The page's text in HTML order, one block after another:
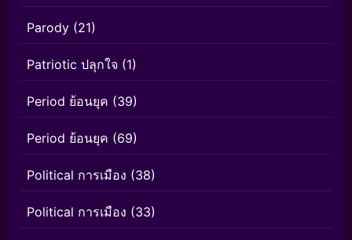
Parody (21)
Patriotic ปลุกใจ (1)
Period ย้อนยุค (39)
Period ย้อนยุค (69)
Political การเมือง (38)
Political การเมือง (33)